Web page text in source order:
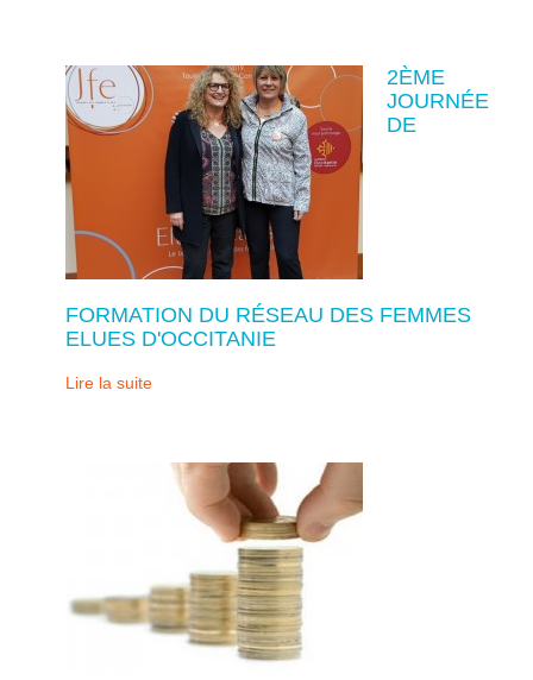
2ÈME
JOURNÉE
DE
FORMATION DU RÉSEAU DES FEMMES
ELUES D'OCCITANIE
Lire la suite